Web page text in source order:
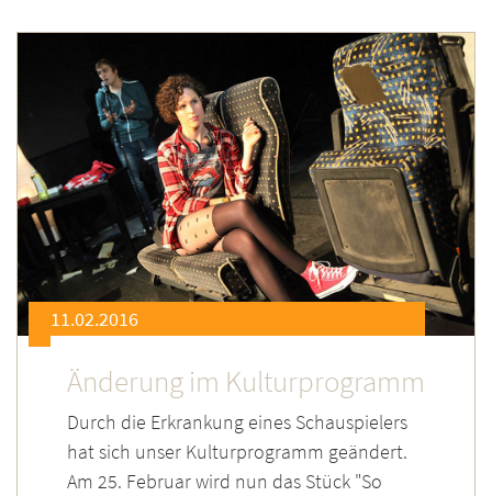
11.02.2016
Änderung im Kulturprogramm
Durch die Erkrankung eines Schauspielers
hat sich unser Kulturprogramm geändert.
Am 25. Februar wird nun das Stück "So